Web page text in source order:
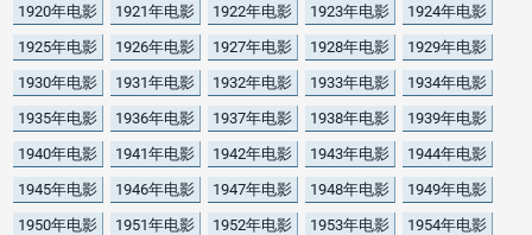
1920年电影
1921年电影 1922年电影 1923年电影
1924年电影
1925年电影
1926年电影 1927年电影 1928年电影
1929年电影
1930年电影
1931年电影 1932年电影 1933年电影
1934年电影
1935年电影
1936年电影 1937年电影 1938年电影
1939年电影
1940年电影
1941年电影 1942年电影 1943年电影
1944年电影
1945年电影
1946年电影 1947年电影 1948年电影
1949年电影
1950年电影
1951年电影 1952年电影 1953年电影
1954年电影